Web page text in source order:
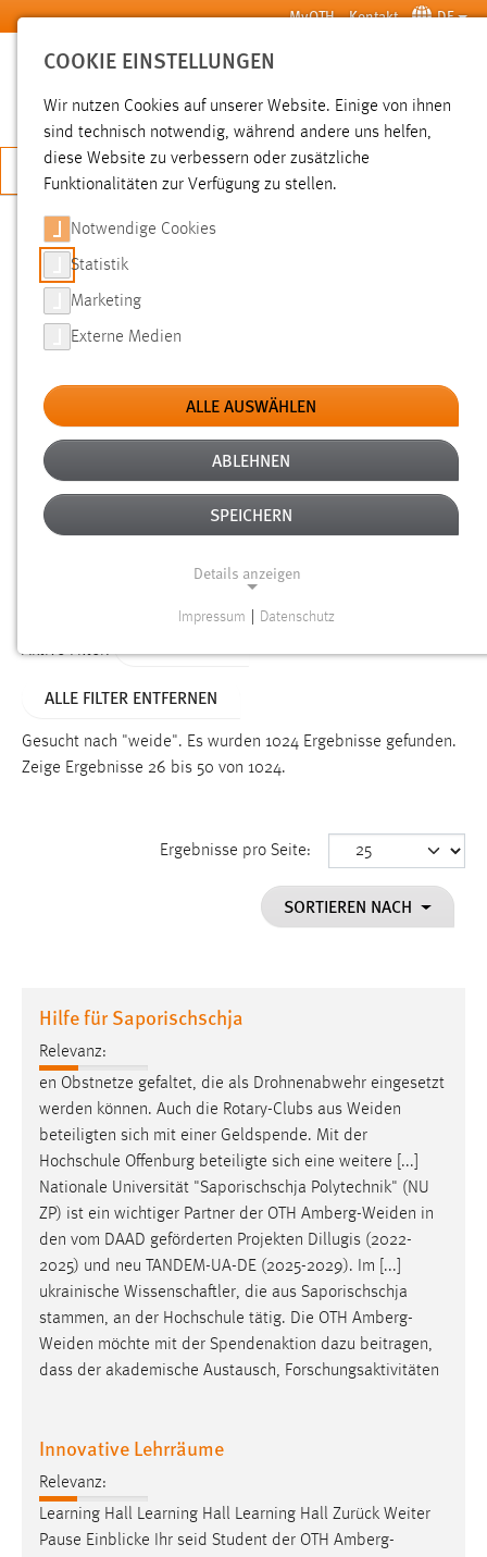
Zum Hauptinhalt springen MyOTH Kontakt DE
SUCHE
JETZT BEWERBEN
SUCHE
FILTER
Typ
Erstellungsdatum
Alter
Aktive Filter:
ALLE FILTER ENTFERNEN
Gesucht nach "weide". Es wurden 1024 Ergebnisse gefunden.
Zeige Ergebnisse 26 bis 50 von 1024.
Ergebnisse pro Seite:
SORTIEREN NACH
Hilfe für Saporischschja
Relevanz:
en Obstnetze gefaltet, die als Drohnenabwehr eingesetzt
werden können. Auch die Rotary-Clubs aus Weiden
beteiligten sich mit einer Geldspende. Mit der
Hochschule Offenburg beteiligte sich eine weitere [...]
Nationale Universität "Saporischschja Polytechnik" (NU
ZP) ist ein wichtiger Partner der OTH Amberg-Weiden in
den vom DAAD geförderten Projekten Dillugis (2022-
2025) und neu TANDEM-UA-DE (2025-2029). Im [...]
ukrainische Wissenschaftler, die aus Saporischschja
stammen, an der Hochschule tätig. Die OTH Amberg-
Weiden möchte mit der Spendenaktion dazu beitragen,
dass der akademische Austausch, Forschungsaktivitäten
Innovative Lehrräume
Relevanz:
Learning Hall Learning Hall Learning Hall Zurück Weiter
Pause Einblicke Ihr seid Student der OTH Amberg-
COOKIE EINSTELLUNGEN
Wir nutzen Cookies auf unserer Website. Einige von ihnen
sind technisch notwendig, während andere uns helfen,
diese Website zu verbessern oder zusätzliche
Funktionalitäten zur Verfügung zu stellen.
Notwendige Cookies
Statistik
Marketing
Externe Medien
ALLE AUSWÄHLEN
ABLEHNEN
SPEICHERN
Details anzeigen
Funktionen und sind für die einwandfreie Funktion der
Einverständnis
cookie_consent
Dieser Cookie speichert die ausgewählten Einverständnis-
Performance
Name:
Zweck:
Für performante Seitenauslieferung wird in diesem Cookie
gespeichert, ob man eingeloggt ist.
Sprachpräferenz
Name:
site-language-preference
Zweck:
Cookie Laufzeit:
Chat
Impressum Datenschutz